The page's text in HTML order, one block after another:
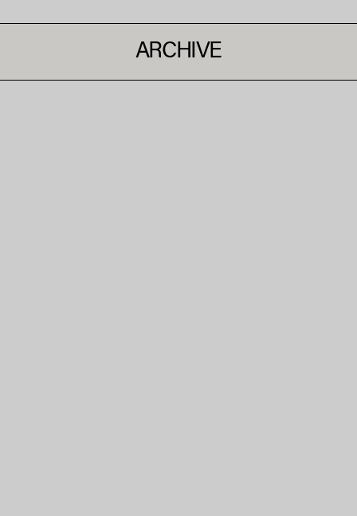
ARCHIVE